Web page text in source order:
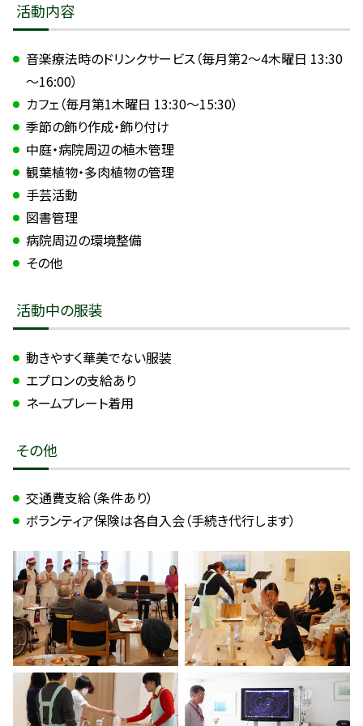
活動内容
音楽療法時のドリンクサービス（毎月第2～4木曜日 13:30
～16:00）
カフェ（毎月第1木曜日 13:30～15:30）
季節の飾り作成・飾り付け
中庭・病院周辺の植木管理
観葉植物・多肉植物の管理
手芸活動
図書管理
病院周辺の環境整備
その他
活動中の服装
動きやすく華美でない服装
エプロンの支給あり
ネームプレート着用
その他
交通費支給（条件あり）
ボランティア保険は各自入会（手続き代行します）